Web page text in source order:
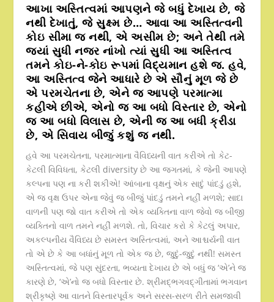
આખા અસ્તિત્વમાં આપણને જે બધું દેખાય છે, જે
નથી દેખાતું, જે સુક્ષ્મ છે… આવા આ અસ્તિત્વની
કોઇ સીમા જ નથી, એ અસીમ છે; અને તેથી તમે
જ્યાં સુધી નજર નાંખો ત્યાં સુધી આ અસ્તિત્વ
તમને કોઇ-ને-કોઇ રૂપમાં વિદ્યમાન હશે જ. હવે,
આ અસ્તિત્વ જેને આધારે છે એ સૌનું મૂળ જે છે
એ પરમચેતના છે, એને જ આપણે પરમાત્મા
કહીએ છીએ, એનો જ આ બધો વિસ્તાર છે, એનો
જ આ બધો વિલાસ છે, એની જ આ બધી ક્રીડા
છે, એ સિવાય બીજું કશું જ નથી.
હવે આ પરમચેતના, પરમાત્માના વૈવિધ્યની વાત કરીએ તો કેટ-
કેટલી વિવિધતા, કેટલી diversity છે આ જગતમાં, કે જેની આપણે
કલ્પના પણ ના કરી શકીએ! આંબાના વૃક્ષનું એક સાદું પાંદડું હશે,
એ જ વૃક્ષ ઉપર એના જેવું જ બીજું પાંદડું તમને નહીં મળશે; સાદા
વાળની પણ જો વાત કરીએ તો એક વ્યક્તિના વાળ જેવો જ બીજી
વ્યક્તિનો વાળ તમને નહીં મળશે. તો, વિચાર કરો કે કેટલું અપાર,
અકલ્પનીય વૈવિધ્ય છે સમસ્ત અસ્તિત્વમાં, અને આશ્ચર્યની વાત
તો એ છે કે આ બધાંનું મૂળ તો એક જ છે, જુદું-જુદું નથી! સમસ્ત
અસ્તિત્વમાં, જે પણ સુંદરતા, ભવ્યતા દેખાય છે એ બધું જ ‘એ’ને જ
કારણે છે, ‘એ’નો જ બધો વિસ્તાર છે. શ્રીમદ્ભગવદ્ગીતામાં ભગવાન
શ્રીકૃષ્ણે આ વાતને વિસ્તારપૂર્વક અને સરસ-સરળ રીતે સમજાવી